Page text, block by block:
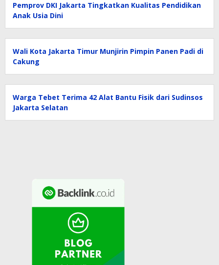
Pemprov DKI Jakarta Tingkatkan Kualitas Pendidikan
Anak Usia Dini
Wali Kota Jakarta Timur Munjirin Pimpin Panen Padi di
Cakung
Warga Tebet Terima 42 Alat Bantu Fisik dari Sudinsos
Jakarta Selatan